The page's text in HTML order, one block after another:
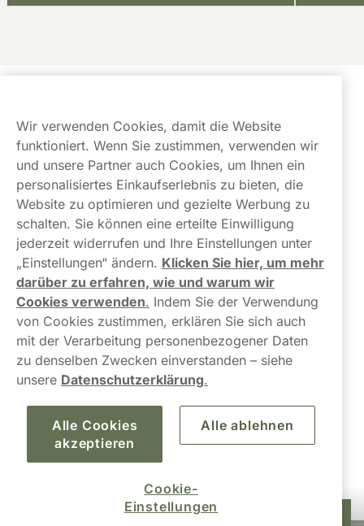
45,20 €
Kontaktiere uns!
hallo@northerner.com
+498001844282
Mo-Do: 08-17 Uhr (Pause: 12-13) Fr: 09-17 Uhr
Links
Über uns
Wir verwenden Cookies, damit die Website
funktioniert. Wenn Sie zustimmen, verwenden wir
und unsere Partner auch Cookies, um Ihnen ein
personalisiertes Einkaufserlebnis zu bieten, die
Website zu optimieren und gezielte Werbung zu
schalten. Sie können eine erteilte Einwilligung
jederzeit widerrufen und Ihre Einstellungen unter
„Einstellungen“ ändern. Klicken Sie hier, um mehr
darüber zu erfahren, wie und warum wir
Cookies verwenden. Indem Sie der Verwendung
von Cookies zustimmen, erklären Sie sich auch
mit der Verarbeitung personenbezogener Daten
zu denselben Zwecken einverstanden – siehe
unsere Datenschutzerklärung.
Alle Cookies
akzeptieren
Alle ablehnen
Cookie-
Einstellungen